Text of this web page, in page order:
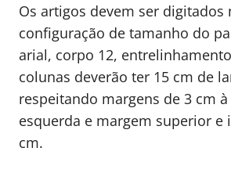
Os artigos devem ser digitados
configuração de tamanho do
arial, corpo 12,
colunas deverão ter 15 cm de
respeitando margens de 3 cm
esquerda e margem superior e
cm.